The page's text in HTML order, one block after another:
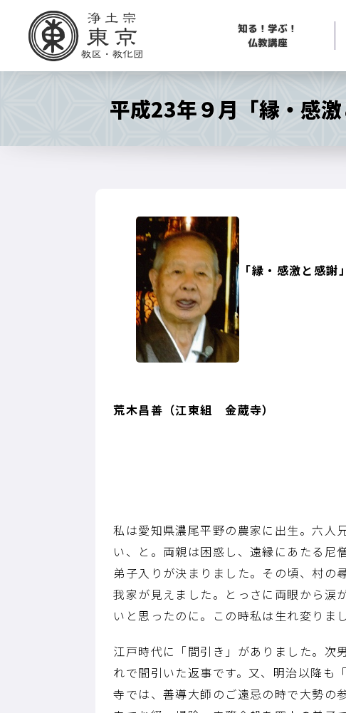
知る！学ぶ！
仏教講座
平成23年９月「縁・感激
「縁・感激と感謝」
荒木昌善（江東組 金蔵寺）
私は愛知県濃尾平野の農家に出生。六人
い、と。両親は困惑し、遠縁にあたる
弟子入りが決まりました。その頃、村の
我家が見えました。とっさに両眼から涙
いと思ったのに。この時私は生れ変りまし
江戸時代に「間引き」がありました。次
れで間引いた返事です。又、明治以降も
寺では、善導大師のご遠忌の時で大勢の